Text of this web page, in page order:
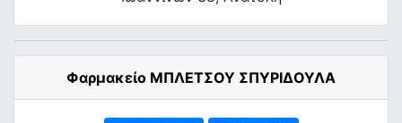
Φαρμακείο ΜΠΛΕΤΣΟΥ ΣΠΥΡΙΔΟΥΛΑ